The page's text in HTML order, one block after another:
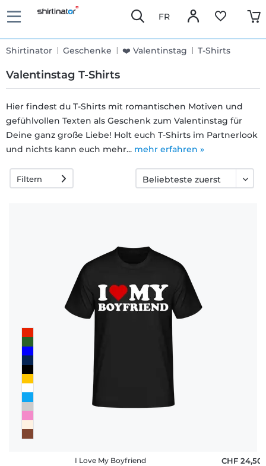
FR
Shirtinator Geschenke ❤️ Valentinstag T-Shirts
Valentinstag T-Shirts
Schnelle
Lieferung
30 Tage
Hier findest du T-Shirts mit romantischen Motiven und
gefühlvollen Texten als Geschenk zum Valentinstag für
Deine ganz große Liebe! Holt euch T-Shirts im Partnerlook
und nichts kann euch mehr... mehr erfahren »
Filtern
I Love My Boyfriend
CHF 24,50